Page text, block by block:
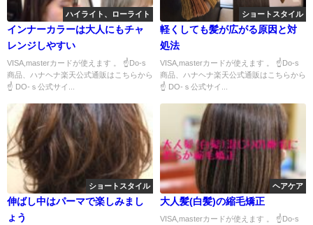
ハイライト、ローライト
インナーカラーは大人にもチャ
レンジしやすい
VISA,masterカードが使えます 。 ☝Do-s
商品、ハナヘナ楽天公式通販はこちらから
☝ DO-ｓ公式サイ...
ショートスタイル
軽くしても髪が広がる原因と対
処法
VISA,masterカードが使えます 。 ☝Do-s
商品、ハナヘナ楽天公式通販はこちらから
☝ DO-ｓ公式サイ...
ショートスタイル
伸ばし中はパーマで楽しみまし
ょう
ヘアケア
大人髪(白髪)の縮毛矯正
VISA,masterカードが使えます 。 ☝Do-s